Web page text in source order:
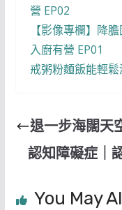
營 EP02
【影像專欄】降
入廚有營 EP01
戒粥粉麵飯能輕
退一步海闊
認知障礙症｜
You May